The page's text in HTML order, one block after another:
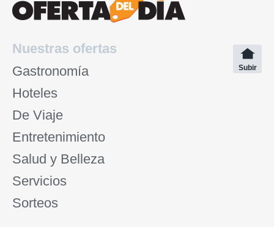
Nuestras ofertas
Gastronomía
Hoteles
De Viaje
Entretenimiento
Salud y Belleza
Servicios
Sorteos
Subir